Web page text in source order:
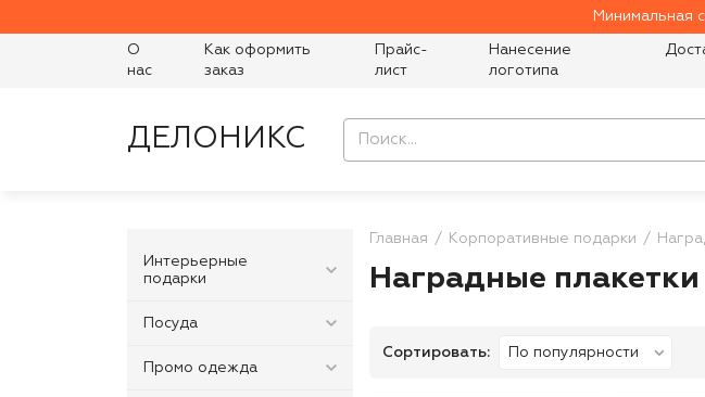
Минимальная
О
нас
Как оформить
заказ
Прайс-
лист
Нанесение
логотипа
ДЕЛОНИКС
Интерьерные
подарки
Посуда
Промо одежда
Главная Корпоративные подарки
Наградные плакетки
Сортировать: